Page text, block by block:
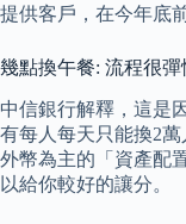
提供客戶，在今年底
幾點換午餐: 流程很彈
中信銀行解釋，這是
有每人每天只能換2
外幣為主的「資產配
以給你較好的讓分。